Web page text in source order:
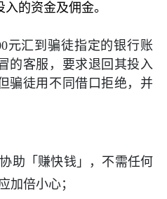
的资金及佣金。
元汇到骗徒指定的银行账
的客服，要求退回其投入
骗徒用不同借口拒绝，并
助「赚快钱」，不需任何
加倍小心；